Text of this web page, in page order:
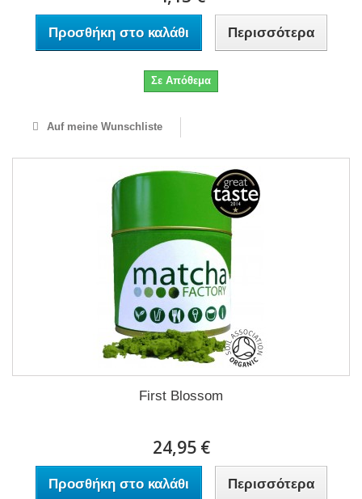
Προσθήκη στο καλάθι Περισσότερα
Σε Απόθεμα
Auf meine Wunschliste
First Blossom
24,95 €
Προσθήκη στο καλάθι Περισσότερα